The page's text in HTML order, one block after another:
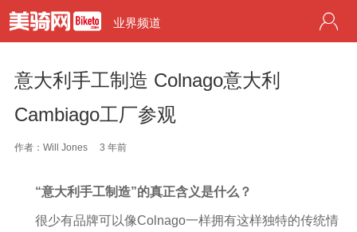
业界频道
意大利手工制造 Colnago意大利
Cambiago工厂参观
作者：Will Jones 3 年前
“意大利手工制造”的真正含义是什么？
很少有品牌可以像Colnago一样拥有这样独特的传统情